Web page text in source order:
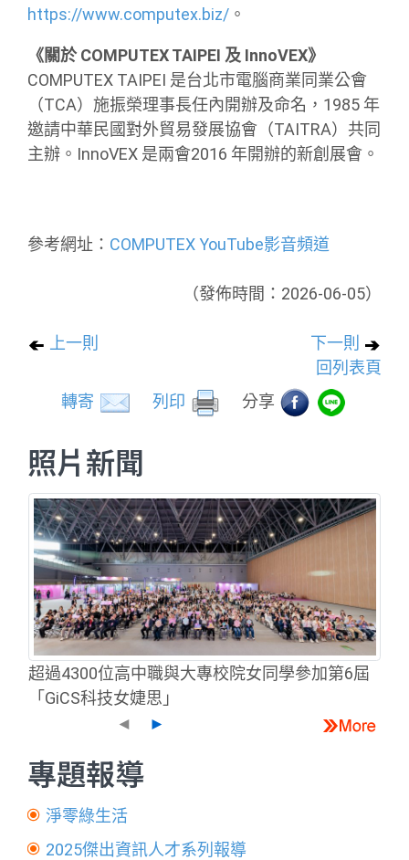
https://www.computex.biz/ 。
《關於 COMPUTEX TAIPEI 及 InnoVEX》
COMPUTEX TAIPEI 是台北市電腦商業同業公會
（TCA）施振榮理事長任內開辦及命名，1985 年
邀請中華民國對外貿易發展協會（TAITRA）共同
主辦。InnoVEX 是兩會2016 年開辦的新創展會。
參考網址： COMPUTEX YouTube影音頻道
（發佈時間：2026-06-05）
上一則
下一則
回列表頁
轉寄
列印 分享
照片新聞
超過4300位高中職與大專校院女同學參加第6屆
「GiCS科技女婕思」
◄
►
專題報導
淨零綠生活
2025傑出資訊人才系列報導